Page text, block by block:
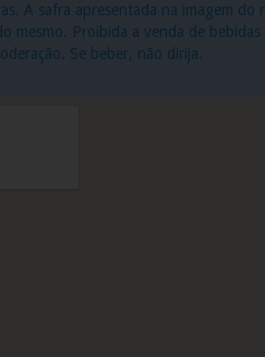
A safra apresentada na imagem do
mesmo. Proibida a venda de bebidas
Se beber, não dirija.